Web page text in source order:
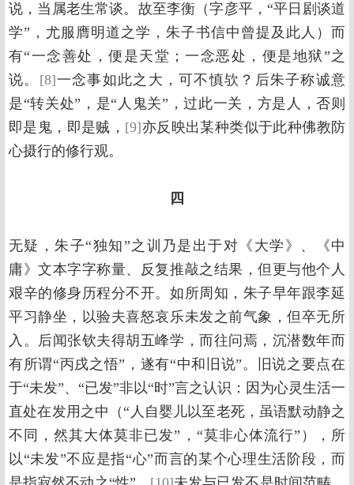
说，当属老生常谈。故至李衡（字彦平，“平日剧谈道
学”，尤服膺明道之学，朱子书信中曾提及此人）而
有“一念善处，便是天堂；一念恶处，便是地狱”之
说。 [8]一念事如此之大，可不慎欤？后朱子称诚意
是“转关处”，是“人鬼关”，过此一关，方是人，否则
即是鬼，即是贼， [9]亦反映出某种类似于此种佛教防
心摄行的修行观。
四
无疑，朱子“独知”之训乃是出于对《大学》、《中
庸》文本字字称量、反复推敲之结果，但更与他个人
艰辛的修身历程分不开。如所周知，朱子早年跟李延
平习静坐，以验夫喜怒哀乐未发之前气象，但卒无所
入。后闻张钦夫得胡五峰学，而往问焉，沉潜数年而
有所谓“丙戌之悟”，遂有“中和旧说”。旧说之要点在
于“未发”、“已发”非以“时”言之认识：因为心灵生活一
直处在发用之中（“人自婴儿以至老死，虽语默动静之
不同，然其大体莫非已发”，“莫非心体流行”），所
以“未发”不应是指“心”而言的某个心理生活阶段，而